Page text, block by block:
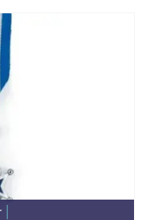
over de
je het
|